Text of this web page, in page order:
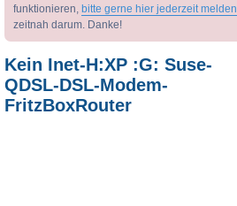
funktionieren, bitte gerne hier jederzeit melden
zeitnah darum. Danke!
Kein Inet-H:XP :G: Suse-
QDSL-DSL-Modem-
FritzBoxRouter